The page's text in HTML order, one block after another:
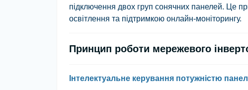
підключення двох груп сонячних панелей. Це
освітлення та підтримкою онлайн-моніторингу.
Принцип роботи мережевого
Інтелектуальне керування потужністю